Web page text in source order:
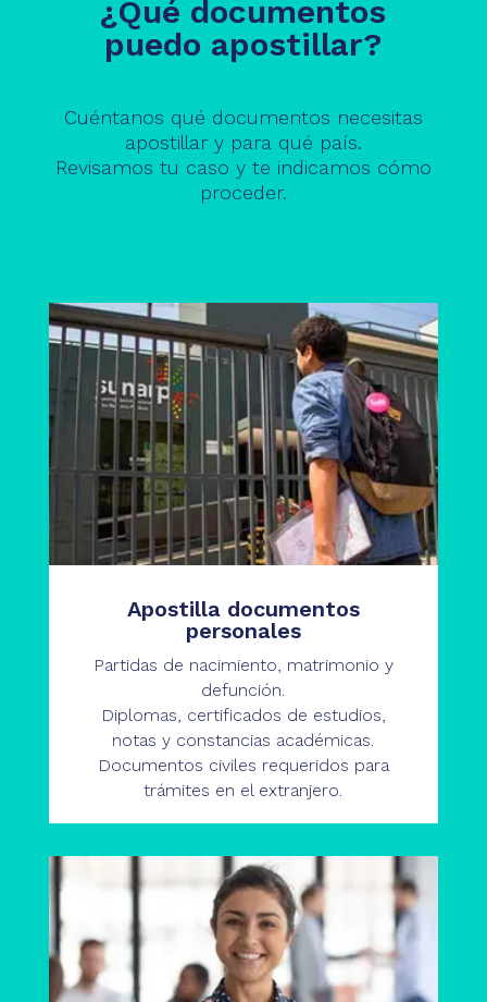
¿Qué documentos
puedo apostillar?
Cuéntanos qué documentos necesitas
apostillar y para qué país.
Revisamos tu caso y te indicamos cómo
proceder.
Apostilla documentos
personales
Partidas de nacimiento, matrimonio y
defunción.
Diplomas, certificados de estudios,
notas y constancias académicas.
Documentos civiles requeridos para
trámites en el extranjero.